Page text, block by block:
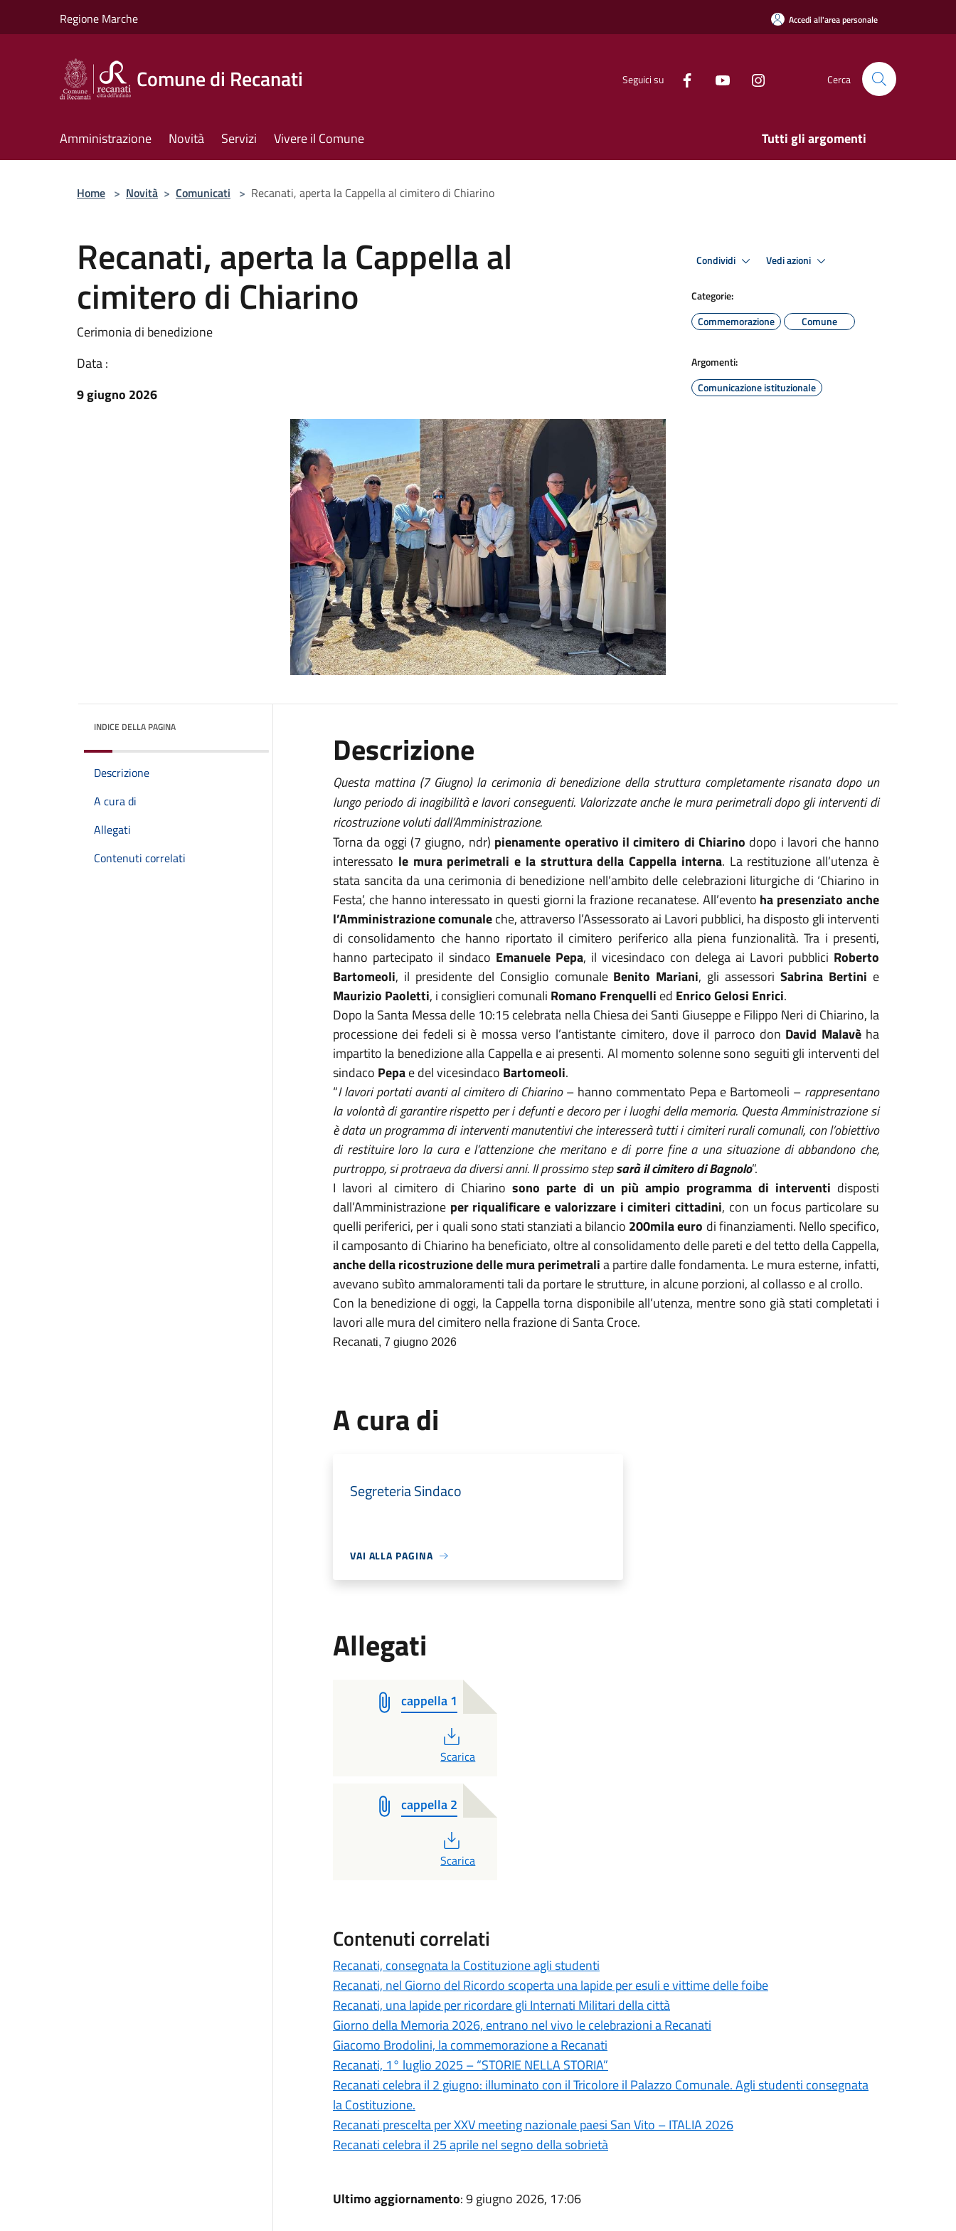
Regione Marche Accedi all'area personale
Comune di Recanati Seguici su Cerca
Amministrazione Novità Servizi Vivere il Comune Tutti gli argomenti
Home > Novità > Comunicati > Recanati, aperta la Cappella al cimitero di Chiarino
Recanati, aperta la Cappella al
cimitero di Chiarino
Cerimonia di benedizione
Data :
9 giugno 2026
Condividi Vedi azioni
Categorie:
Commemorazione
Comune
Argomenti:
Comunicazione istituzionale
INDICE DELLA PAGINA
Descrizione
A cura di
Allegati
Contenuti correlati
Descrizione
Questa mattina (7 Giugno) la cerimonia di benedizione della struttura completamente risanata dopo un
lungo periodo di inagibilità e lavori conseguenti. Valorizzate anche le mura perimetrali dopo gli interventi di
ricostruzione voluti dall’Amministrazione.
Torna da oggi (7 giugno, ndr) pienamente operativo il cimitero di Chiarino dopo i lavori che hanno
interessato le mura perimetrali e la struttura della Cappella interna. La restituzione all’utenza è
stata sancita da una cerimonia di benedizione nell’ambito delle celebrazioni liturgiche di ‘Chiarino in
Festa’, che hanno interessato in questi giorni la frazione recanatese. All’evento ha presenziato anche
l’Amministrazione comunaleche, attraverso l’Assessorato ai Lavori pubblici, ha disposto gli interventi
di consolidamento che hanno riportato il cimitero periferico alla piena funzionalità. Tra i presenti,
hanno partecipato il sindaco Emanuele Pepa, il vicesindaco con delega ai Lavori pubblici Roberto
Bartomeoli, il presidente del Consiglio comunale Benito Mariani, gli assessoriSabrina Bertini e
Maurizio Paoletti, i consiglieri comunali Romano Frenquelli ed Enrico Gelosi Enrici.
Dopo la Santa Messa delle 10:15 celebrata nella Chiesa dei Santi Giuseppe e Filippo Neri di Chiarino, la
processione dei fedeli si è mossa verso l’antistante cimitero, dove il parroco don David Malavèha
impartito la benedizione alla Cappella e ai presenti. Al momento solenne sono seguiti gli interventi del
sindaco Pepae del vicesindaco Bartomeoli.
“I lavori portati avanti al cimitero di Chiarino– hanno commentato Pepa e Bartomeoli – rappresentano
la volontà di garantire rispetto per i defunti e decoro per i luoghi della memoria. Questa Amministrazione si
è data un programma di interventi manutentivi che interesserà tutti i cimiteri rurali comunali, con l’obiettivo
di restituire loro la cura e l’attenzione che meritano e di porre fine a una situazione di abbandono che,
purtroppo, si protraeva da diversi anni. Il prossimo stepsarà il cimitero di Bagnolo”.
I lavori al cimitero di Chiarinosono parte di un più ampio programma di interventi disposti
dall’Amministrazione per riqualificare e valorizzare i cimiteri cittadini, con un focus particolare su
quelli periferici, per i quali sono stati stanziati a bilancio 200mila euro di finanziamenti. Nello specifico,
il camposanto di Chiarino ha beneficiato, oltre al consolidamento delle pareti e del tetto della Cappella,
anche della ricostruzione delle mura perimetralia partire dalle fondamenta. Le mura esterne, infatti,
avevano subìto ammaloramenti tali da portare le strutture, in alcune porzioni, al collasso e al crollo.
Con la benedizione di oggi, la Cappella torna disponibile all’utenza, mentre sono già stati completati i
lavori alle mura del cimitero nella frazione di Santa Croce.
Recanati, 7 giugno 2026
A cura di
Segreteria Sindaco
VAI ALLA PAGINA
Allegati
cappella 1
PDF
Scarica
cappella 2
PDF
Scarica
Contenuti correlati
Recanati, consegnata la Costituzione agli studenti
Recanati, nel Giorno del Ricordo scoperta una lapide per esuli e vittime delle foibe
Recanati, una lapide per ricordare gli Internati Militari della città
Giorno della Memoria 2026, entrano nel vivo le celebrazioni a Recanati
Giacomo Brodolini, la commemorazione a Recanati
Recanati, 1° luglio 2025 – “STORIE NELLA STORIA”
Recanati celebra il 2 giugno: illuminato con il Tricolore il Palazzo Comunale. Agli studenti consegnata
la Costituzione.
Recanati prescelta per XXV meeting nazionale paesi San Vito – ITALIA 2026
Recanati celebra il 25 aprile nel segno della sobrietà
Ultimo aggiornamento: 9 giugno 2026, 17:06